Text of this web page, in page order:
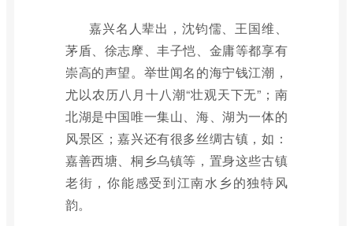
嘉兴名人辈出，沈钧儒、王国维、
茅盾、徐志摩、丰子恺、金庸等都享有
崇高的声望。举世闻名的海宁钱江潮，
尤以农历八月十八潮“壮观天下无”；南
北湖是中国唯一集山、海、湖为一体的
风景区；嘉兴还有很多丝绸古镇，如：
嘉善西塘、桐乡乌镇等，置身这些古镇
老街，你能感受到江南水乡的独特风
韵。